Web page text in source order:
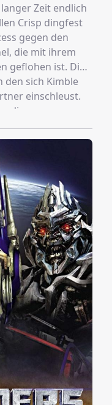
Zeit endlich
Crisp dingfest
gegen den
die mit ihrem
geflohen ist. Die
den sich Kimble
einschleust.
die
mancher
Polizist weiß
Während er
aufzuspüren,
Kindergarten.
etwas fürs